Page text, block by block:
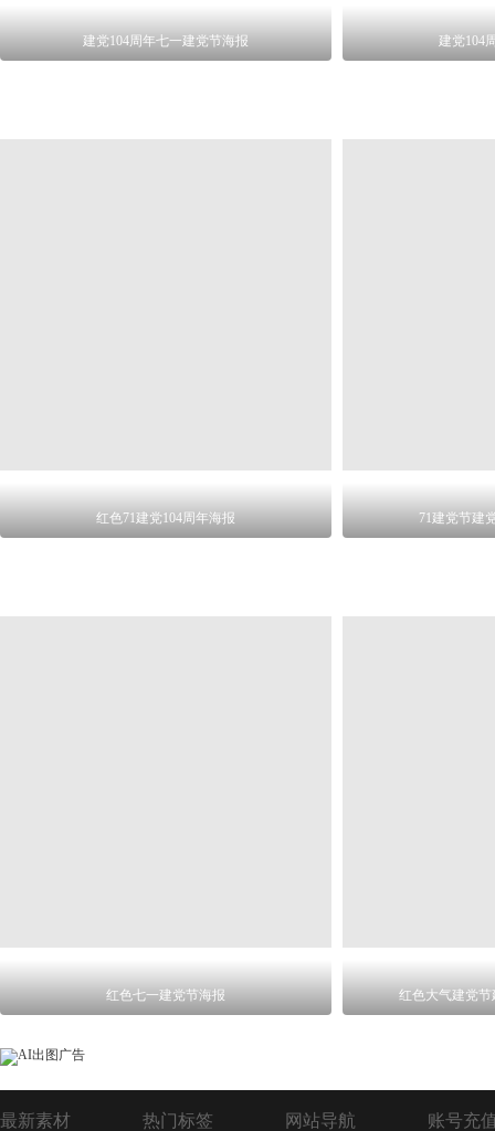
建党104周年七一建党节海报 建党104
红色71建党104周年海报 71建党节建
红色七一建党节海报 红色大气建党
最新素材 热门标签 网站导航 账号充